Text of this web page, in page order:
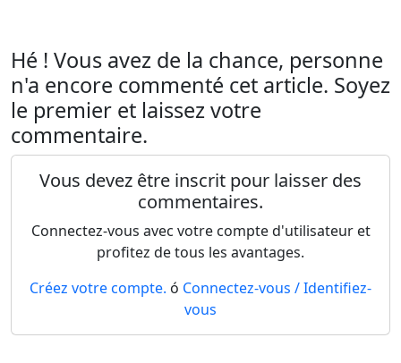
Hé ! Vous avez de la chance, personne
n'a encore commenté cet article. Soyez
le premier et laissez votre
commentaire.
Vous devez être inscrit pour laisser des
commentaires.
Connectez-vous avec votre compte d'utilisateur et
profitez de tous les avantages.
Créez votre compte. ó Connectez-vous / Identifiez-
vous